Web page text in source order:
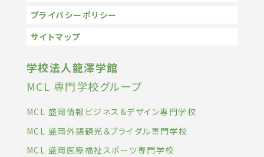
プライバシーポリシー
サイトマップ
学校法人龍澤学館
MCL 専門学校グループ
MCL 盛岡情報ビジネス＆デザイン専門学校
MCL 盛岡外語観光＆ブライダル専門学校
MCL 盛岡医療福祉スポーツ専門学校